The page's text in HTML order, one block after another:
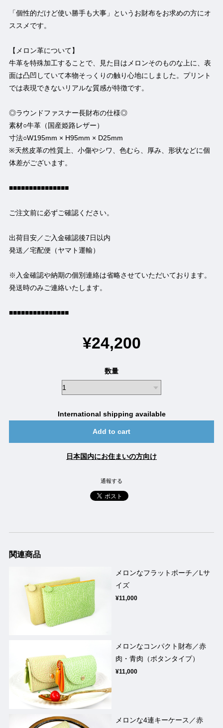
「個性的だけど使い勝手も大事」というお財布をお求めの方にオ
ススメです。
【メロン革について】
牛革を特殊加工することで、見た目はメロンそのものな上に、表
面は凸凹していて本物そっくりの触り心地にしました。プリント
では表現できないリアルな質感が特徴です。
◎ラウンドファスナー長財布の仕様◎
素材○牛革（国産姫路レザー）
寸法○W195mm × H95mm × D25mm
※天然皮革の性質上、小傷やシワ、色むら、厚み、形状などに個
体差がございます。
■■■■■■■■■■■■■■■
ご注文前に必ずご確認ください。
出荷目安／ご入金確認後7日以内
発送／宅配便（ヤマト運輸）
※入金確認や納期の個別連絡は省略させていただいております。
発送時のみご連絡いたします。
■■■■■■■■■■■■■■■
¥24,200
数量
International shipping available
Add to cart
日本国内にお住まいの方向け
通報する
関連商品
メロンなフラットポーチ／Lサ
イズ
¥11,000
メロンなコンパクト財布／赤
肉・青肉（ボタンタイプ）
¥11,000
メロンな4連キーケース／赤